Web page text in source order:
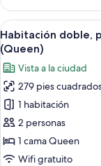
fumadores
superior
con
2
camas
individuales,
para
no
fumadores
Abrir
todas
las
fotos
de
Habitación
doble,
para
no
5
Habitación doble,
(Queen)
Vista a la ciudad
279 pies
1 habitación
2 personas
1 cama Queen
Wifi gratuito